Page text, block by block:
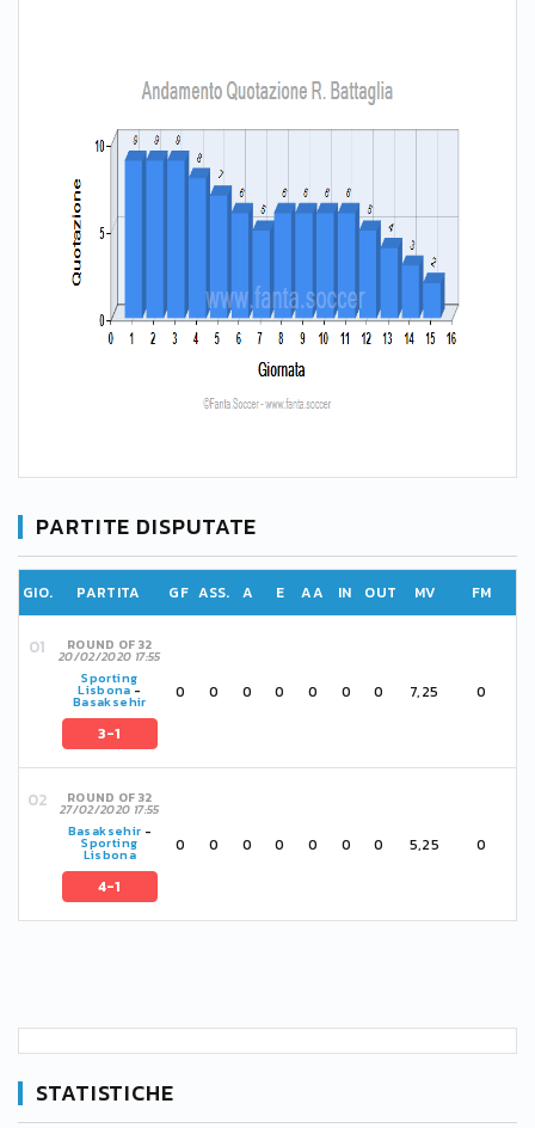
PARTITE DISPUTATE
GIO. PARTITA GF ASS. A E AA IN OUT MV FM
ROUND OF 32
20/02/2020 17:55
Sporting
Lisbona-
Basaksehir
3-1
0 0 0 0 0 0 0 7,25 0
ROUND OF 32
27/02/2020 17:55
Basaksehir -
Sporting
Lisbona
4-1
0 0 0 0 0 0 0 5,25 0
STATISTICHE